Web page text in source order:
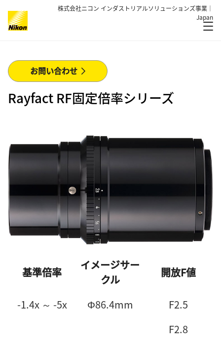
株式会社ニコン インダストリアルソリューションズ事業｜
Japan
メ
Rayfact RF固定倍率シリーズ
お問い合わせ
基準倍率
イメージサー
クル
開放F値
-1.4x ～ -5x Φ86.4mm
F2.5
F2.8